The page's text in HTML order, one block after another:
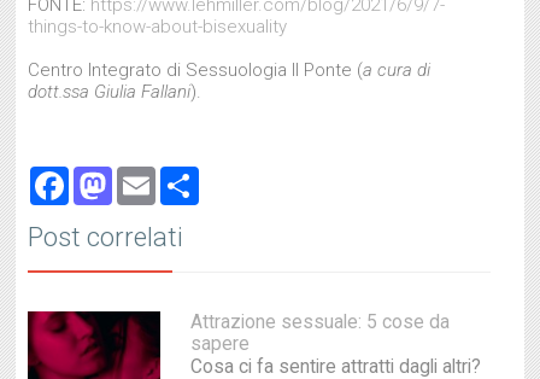
FONTE: https://www.lehmiller.com/blog/2021/6/9/7-
things-to-know-about-bisexuality
Centro Integrato di Sessuologia Il Ponte (a cura di
dott.ssa Giulia Fallani).
Facebook
Mastodon
Email
Post correlati
Attrazione sessuale: 5 cose da
sapere
Cosa ci fa sentire attratti dagli altri?